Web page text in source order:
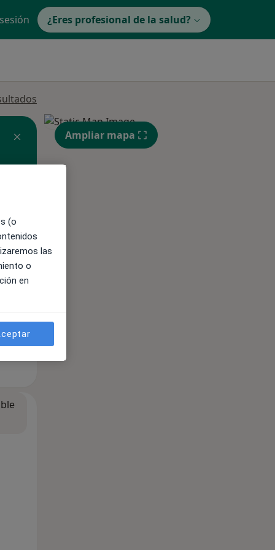
¿Eres profesional de la salud?
Ampliar mapa
(o
las
o
en